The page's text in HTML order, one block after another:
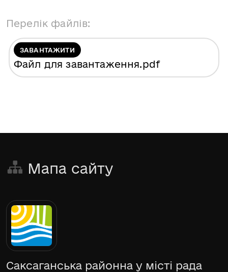
Перелік файлів:
ЗАВАНТАЖИТИ
Файл для завантаження.pdf
Мапа сайту
Саксаганська районна у місті рада